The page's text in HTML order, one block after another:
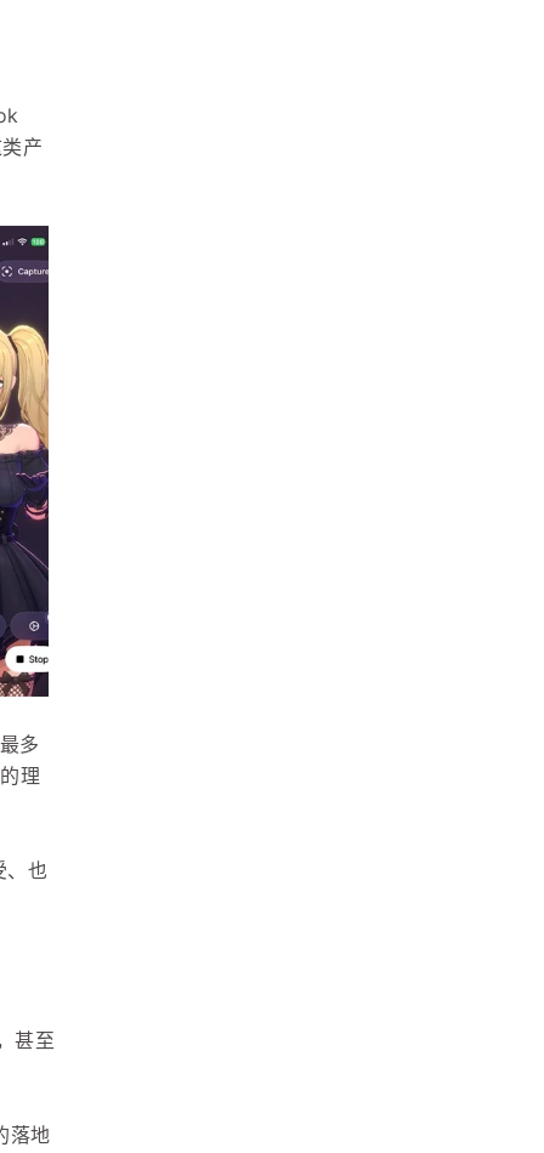
产
多
理
、也
甚至
落地